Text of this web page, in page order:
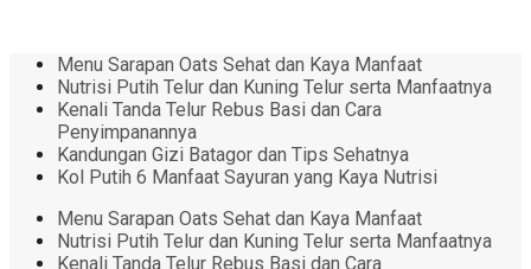
Menu Sarapan Oats Sehat dan Kaya Manfaat
Nutrisi Putih Telur dan Kuning Telur serta Manfaatnya
Kenali Tanda Telur Rebus Basi dan Cara
Penyimpanannya
Kandungan Gizi Batagor dan Tips Sehatnya
Kol Putih 6 Manfaat Sayuran yang Kaya Nutrisi
Menu Sarapan Oats Sehat dan Kaya Manfaat
Nutrisi Putih Telur dan Kuning Telur serta Manfaatnya
Kenali Tanda Telur Rebus Basi dan Cara